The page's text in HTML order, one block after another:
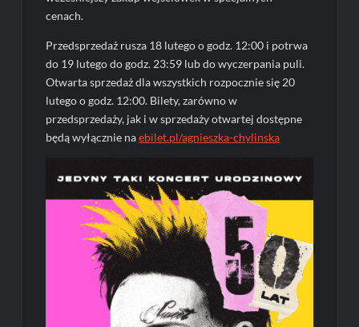
cenach.
Przedsprzedaż rusza 18 lutego o godz. 12:00 i potrwa
do 19 lutego do godz. 23:59 lub do wyczerpania puli.
Otwarta sprzedaż dla wszystkich rozpocznie się 20
lutego o godz. 12:00. Bilety, zarówno w
przedsprzedaży, jak i w sprzedaży otwartej dostępne
będą wyłącznie naebilet.pl/agnieszka-chylinska